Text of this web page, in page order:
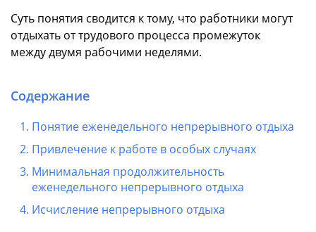
Суть понятия сводится к тому, что работники могут
отдыхать от трудового процесса промежуток
между двумя рабочими неделями.
Содержание
Понятие еженедельного непрерывного отдыха
Привлечение к работе в особых случаях
Минимальная продолжительность
еженедельного непрерывного отдыха
Исчисление непрерывного отдыха